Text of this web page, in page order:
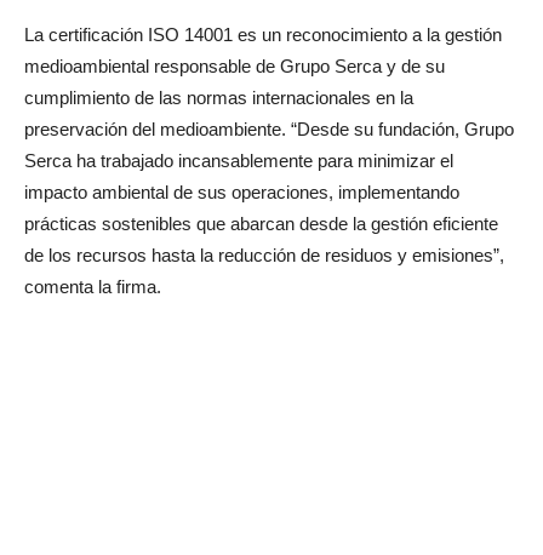
La certificación ISO 14001 es un reconocimiento a la gestión
medioambiental responsable de Grupo Serca y de su
cumplimiento de las normas internacionales en la
preservación del medioambiente. “Desde su fundación, Grupo
Serca ha trabajado incansablemente para minimizar el
impacto ambiental de sus operaciones, implementando
prácticas sostenibles que abarcan desde la gestión eficiente
de los recursos hasta la reducción de residuos y emisiones”,
comenta la firma.